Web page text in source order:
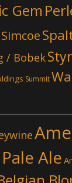
Gem
Simcoe
/ Bobek
Summit
Ale